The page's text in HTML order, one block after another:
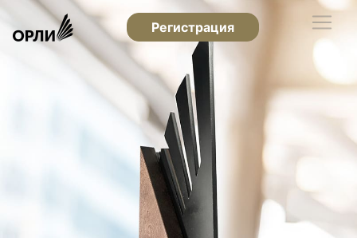
Регистрация